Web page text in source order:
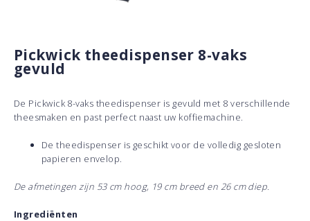
Pickwick theedispenser 8-vaks
gevuld
De Pickwick 8-vaks theedispenser is gevuld met 8 verschillende
theesmaken en past perfect naast uw koffiemachine.
De theedispenser is geschikt voor de volledig gesloten
papieren envelop.
De afmetingen zijn 53 cm hoog, 19 cm breed en 26 cm diep.
Ingrediënten